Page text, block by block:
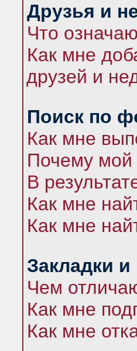
Друзья и
Что
Как мне
друзей и
Поиск по
Как мне
Почему мой
В
Как мне
Как мне
Закладки
Чем
Как мне
Как мне